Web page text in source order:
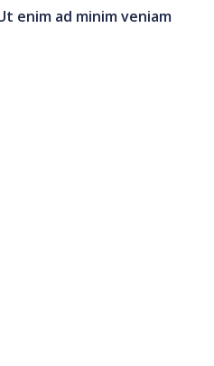
enim ad minim veniam